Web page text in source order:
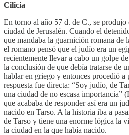
Cilicia
En torno al año 57 d. de C., se produjo
ciudad de Jerusalén. Cuando el
que mandaba la guarnición romana de
el romano pensó que el judío era un
recientemente llevar a cabo un golpe
la conclusión de que debía tratarse de
hablar en griego y entonces procedió a
respuesta fue directa: “Soy judío, de
una ciudad de no escasa importancia”
que acababa de responder así era un
nacido en Tarso. A la historia iba a
de Tarso y tiene una enorme lógica la
la ciudad en la que había nacido.